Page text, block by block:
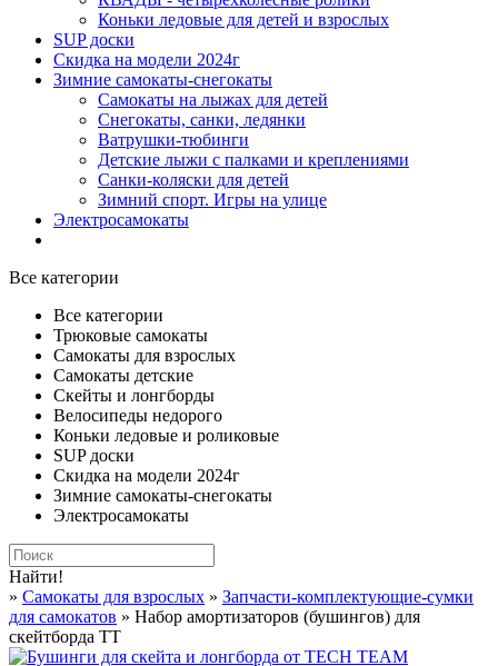
Коньки ледовые для детей и взрослых
SUP доски
Скидка на модели 2024г
Зимние самокаты-снегокаты
Самокаты на лыжах для детей
Снегокаты, санки, ледянки
Ватрушки-тюбинги
Детские лыжи с палками и креплениями
Санки-коляски для детей
Зимний спорт. Игры на улице
Электросамокаты
Все категории
Все категории
Трюковые самокаты
Самокаты для взрослых
Самокаты детские
Cкейты и лонгборды
Велосипеды недорого
Коньки ледовые и роликовые
SUP доски
Скидка на модели 2024г
Зимние самокаты-снегокаты
Электросамокаты
Найти!
» Самокаты для взрослых » Запчасти-комплектующие-сумки
для самокатов » Набор амортизаторов (бушингов) для
скейтборда TT